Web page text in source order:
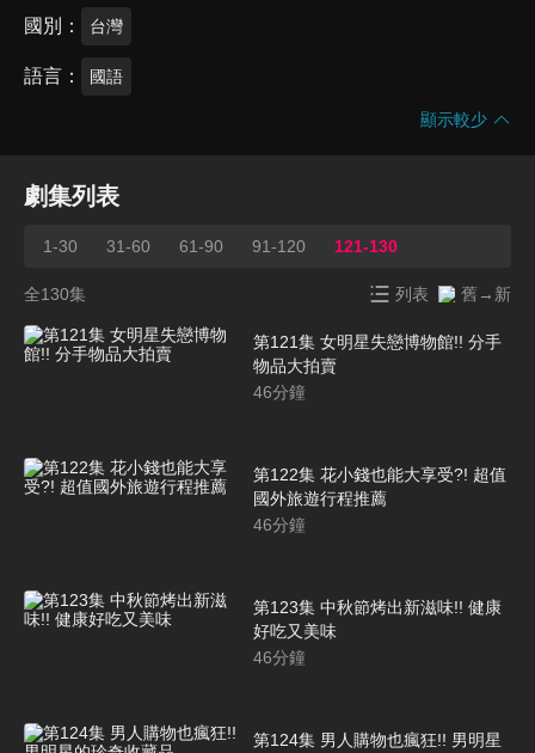
國別 台灣
語言 國語
顯示較少
劇集列表
1-30 31-60 61-90 91-120 121-130
全130集 列表 舊→新
第121集 女明星失戀博物館!! 分手
物品大拍賣
46分鐘
第122集 花小錢也能大享受?! 超值
國外旅遊行程推薦
46分鐘
第123集 中秋節烤出新滋味!! 健康
好吃又美味
46分鐘
第124集 男人購物也瘋狂!! 男明星